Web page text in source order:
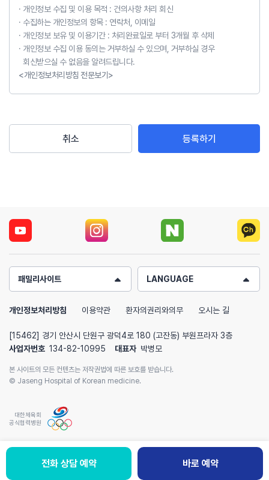
개인정보 수집 및 이용 목적 : 건의사항 처리 회신
수집하는 개인정보의 항목 : 연락처, 이메일
개인정보 보유 및 이용기간 : 처리완료일로 부터 3개월 후 삭제
개인정보 수집 이용 동의는 거부하실 수 있으며, 거부하실 경우
회신받으실 수 없음을 알려드립니다.
<개인정보처리방침 전문보기>
취소 등록하기
패밀리사이트 LANGUAGE
개인정보처리방침 이용약관 환자의권리와의무 오시는 길
[15462] 경기 안산시 단원구 광덕4로 180 (고잔동) 부원프라자 3층
사업자번호 134-82-10995 대표자 박병모
본 사이트의 모든 컨텐츠는 저작권법에 따른 보호를 받습니다.
© Jaseng Hospital of Korean medicine.
대한체육회
공식협력병원
전화 상담 예약 바로 예약